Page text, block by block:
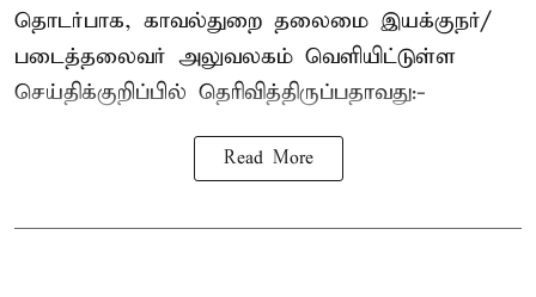
தொடர்பாக, காவல்துறை தலைமை இயக்குநர்/
படைத்தலைவர் அலுவலகம் வெளியிட்டுள்ள
செய்திக்குறிப்பில் தெரிவித்திருப்பதாவது:-
Read More